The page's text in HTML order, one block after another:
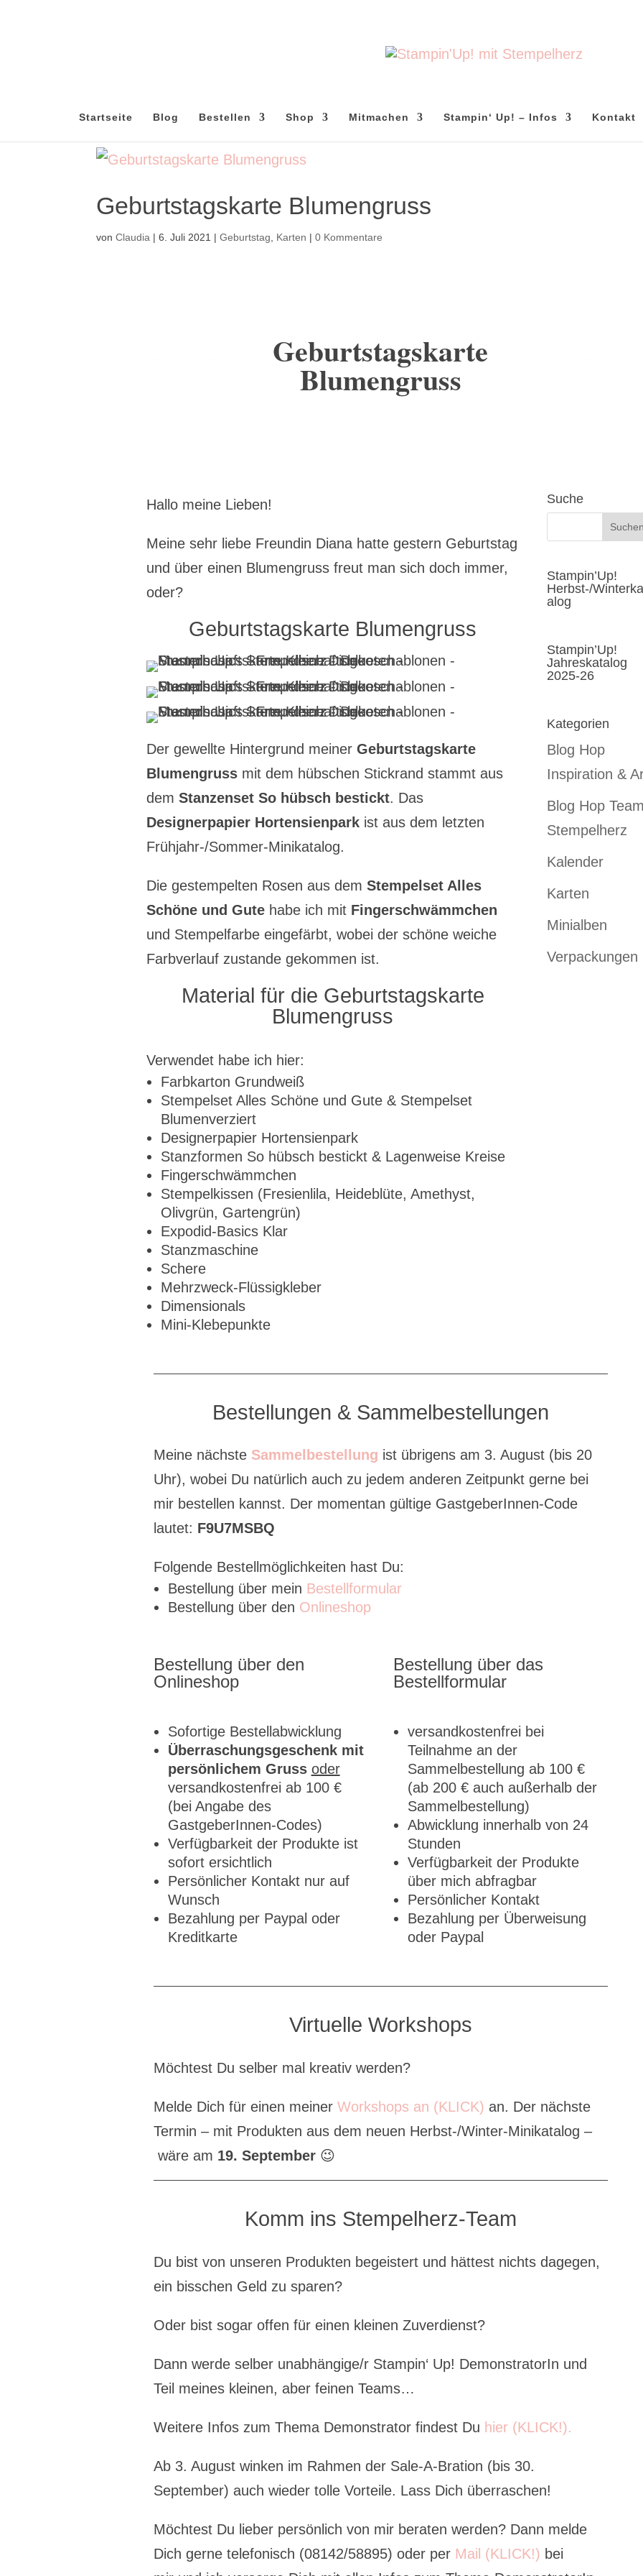
Startseite Blog Bestellen Shop Mitmachen Stampin‘ Up! – Infos Kontakt
Geburtstagskarte Blumengruss
vonClaudia |6. Juli 2021 |Geburtstag Karten |0 Kommentare
Geburtstagskarte
Blumengruss
Hallo meine Lieben!
Meine sehr liebe Freundin Diana hatte gestern Geburtstag
und über einen Blumengruss freut man sich doch immer,
oder?
Geburtstagskarte Blumengruss
Der gewellte Hintergrund meinerGeburtstagskarte
Blumengruss mit dem hübschen Stickrand stammt aus
demStanzenset So hübsch bestickt. Das
Designerpapier Hortensienpark ist aus dem letzten
Frühjahr-/Sommer-Minikatalog.
Die gestempelten Rosen aus demStempelset Alles
Schöne und Gute habe ich mit Fingerschwämmchen
und Stempelfarbe eingefärbt, wobei der schöne weiche
Farbverlauf zustande gekommen ist.
Material für die Geburtstagskarte
Blumengruss
Verwendet habe ich hier:
Farbkarton Grundweiß
Stempelset Alles Schöne und Gute & Stempelset
Blumenverziert
Designerpapier Hortensienpark
Stanzformen So hübsch bestickt & Lagenweise Kreise
Fingerschwämmchen
Stempelkissen (Fresienlila, Heideblüte, Amethyst,
Olivgrün, Gartengrün)
Expodid-Basics Klar
Stanzmaschine
Schere
Mehrzweck-Flüssigkleber
Dimensionals
Mini-Klebepunkte
Suche
Stampin’Up!
Herbst-/
alog
Stampin’Up!
Jahreskatalog
2025-26
Kategorien
Blog Hop
Inspiration &
Blog Hop
Stempelherz
Kalender
Karten
Minialben
Verpackungen
Bestellungen & Sammelbestellungen
Meine nächste Sammelbestellung ist übrigens am 3. August (bis 20
Uhr), wobei Du natürlich auch zu jedem anderen Zeitpunkt gerne bei
mir bestellen kannst. Der momentan gültige GastgeberInnen-Code
lautet: F9U7MSBQ
Folgende Bestellmöglichkeiten hast Du:
Bestellung über mein Bestellformular
Bestellung über den Onlineshop
Bestellung über den
Onlineshop
Sofortige Bestellabwicklung
Überraschungsgeschenk mit
persönlichem Gruss oder
versandkostenfrei ab 100 €
(bei Angabe des
GastgeberInnen-Codes)
Verfügbarkeit der Produkte ist
sofort ersichtlich
Persönlicher Kontakt nur auf
Wunsch
Bezahlung per Paypal oder
Kreditkarte
Bestellung über das
Bestellformular
versandkostenfrei bei
Teilnahme an der
Sammelbestellung ab 100 €
(ab 200 € auch außerhalb der
Sammelbestellung)
Abwicklung innerhalb von 24
Stunden
Verfügbarkeit der Produkte
über mich abfragbar
Persönlicher Kontakt
Bezahlung per Überweisung
oder Paypal
Virtuelle Workshops
Möchtest Du selber mal kreativ werden?
Melde Dich für einen meiner Workshops an (KLICK) an. Der nächste
Termin – mit Produkten aus dem neuen Herbst-/Winter-Minikatalog –
wäre am 19. September😉
Komm ins Stempelherz-Team
Du bist von unseren Produkten begeistert und hättest nichts dagegen,
ein bisschen Geld zu sparen?
Oder bist sogar offen für einen kleinen Zuverdienst?
Dann werde selber unabhängige/r Stampin‘ Up! DemonstratorIn und
Teil meines kleinen, aber feinen Teams…
Weitere Infos zum Thema Demonstrator findest Du hier (KLICK!).
Ab 3. August winken im Rahmen der Sale-A-Bration (bis 30.
September) auch wieder tolle Vorteile. Lass Dich überraschen!
Möchtest Du lieber persönlich von mir beraten werden? Dann melde
Dich gerne telefonisch (08142/58895) oder per Mail (KLICK!) bei